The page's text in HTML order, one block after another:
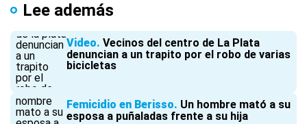
Lee además
Video Vecinos del centro de La Plata
denuncian a un trapito por el robo de varias
bicicletas
Femicidio en Berisso Un hombre mató a su
esposa a puñaladas frente a su hija